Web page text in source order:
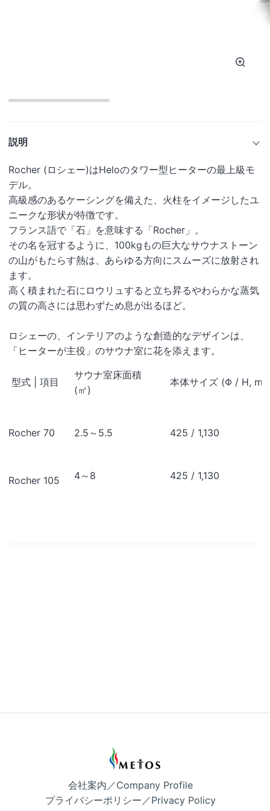
説明
Rocher (ロシェー)はHeloのタワー型ヒーターの最上級モ
デル。
高級感のあるケーシングを備えた、火柱をイメージしたユ
ニークな形状が特徴です。
フランス語で「石」を意味する「Rocher」。
その名を冠するように、100kgもの巨大なサウナストーン
の山がもたらす熱は、あらゆる方向にスムーズに放射され
ます。
高く積まれた石にロウリュすると立ち昇るやわらかな蒸気
の質の高さには思わずため息が出るほど。
ロシェーの、インテリアのような創造的なデザインは、
「ヒーターが主役」のサウナ室に花を添えます。
型式 | 項目
サウナ室床面積
(㎡)
本体サイズ (Φ / H,
Rocher 70 2.5～5.5 425 / 1,130
Rocher 105 4～8 425 / 1,130
会社案内／Company Profile
プライバシーポリシー／Privacy Policy